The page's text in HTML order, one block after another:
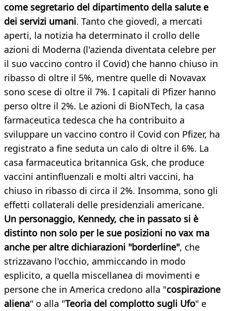
come segretario del dipartimento della salute e
dei servizi umani. Tanto che giovedì, a mercati
aperti, la notizia ha determinato il crollo delle
azioni di Moderna (l'azienda diventata celebre per
il suo vaccino contro il Covid) che hanno chiuso in
ribasso di oltre il 5%, mentre quelle di Novavax
sono scese di oltre il 7%. I capitali di Pfizer hanno
perso oltre il 2%. Le azioni di BioNTech, la casa
farmaceutica tedesca che ha contribuito a
sviluppare un vaccino contro il Covid con Pfizer, ha
registrato a fine seduta un calo di oltre il 6%. La
casa farmaceutica britannica Gsk, che produce
vaccini antinfluenzali e molti altri vaccini, ha
chiuso in ribasso di circa il 2%. Insomma, sono gli
effetti collaterali delle presidenziali americane.
Un personaggio, Kennedy, che in passato si è
distinto non solo per le sue posizioni no vax ma
anche per altre dichiarazioni "borderline", che
strizzavano l'occhio, ammiccando in modo
esplicito, a quella miscellanea di movimenti e
persone che in America credono alla "cospirazione
aliena" o alla "Teoria del complotto sugli Ufo" e